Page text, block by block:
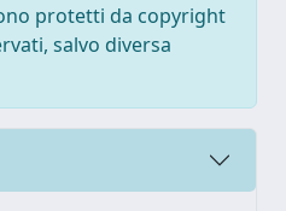
protetti da copyright
salvo diversa